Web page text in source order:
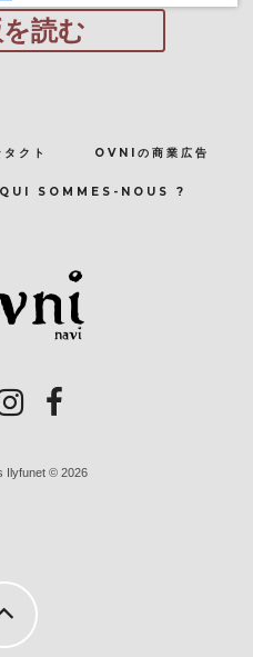
読む
タクト OVNIの商業広告
QUI SOMMES-NOUS ?
Ilyfunet © 2026